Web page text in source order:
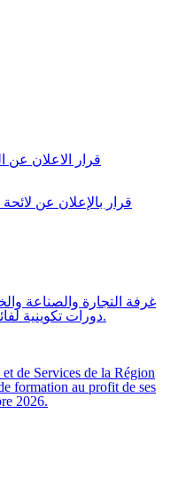
قرار الاعلان عن
قرار بالإعلان عن
غرفة التجارة والصناعة
دورات تكوينية لفائدة منتسبيها ابتداء من شهر شتنبر 2026.
de Services de la Région
formation au profit de ses
2026.